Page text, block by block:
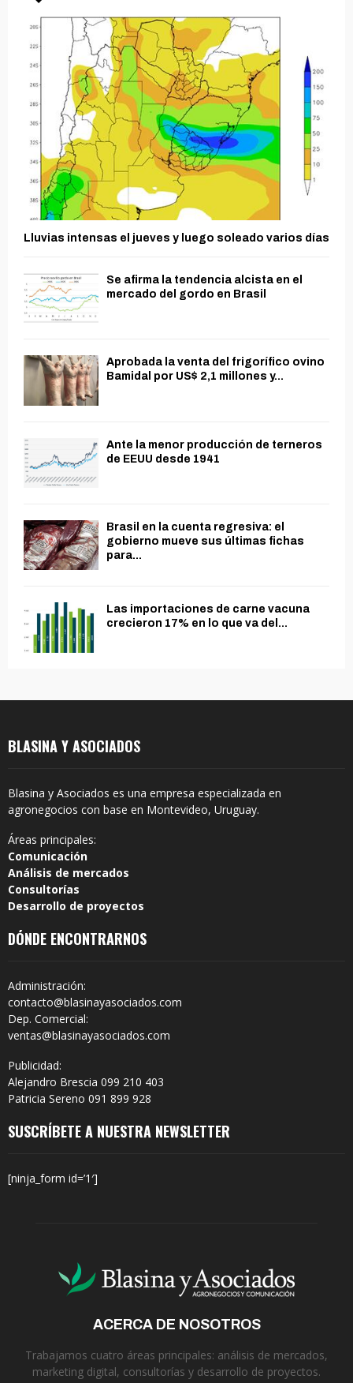
Lluvias intensas el jueves y luego soleado varios días
Se afirma la tendencia alcista en el
mercado del gordo en Brasil
Aprobada la venta del frigorífico ovino
Bamidal por US$ 2,1 millones y...
Ante la menor producción de terneros
de EEUU desde 1941
Brasil en la cuenta regresiva: el
gobierno mueve sus últimas fichas
para...
Las importaciones de carne vacuna
crecieron 17% en lo que va del...
BLASINA Y ASOCIADOS
Blasina y Asociados es una empresa especializada en
agronegocios con base en Montevideo, Uruguay.
Áreas principales:
Comunicación
Análisis de mercados
Consultorías
Desarrollo de proyectos
DÓNDE ENCONTRARNOS
Administración:
contacto@blasinayasociados.com
Dep. Comercial:
ventas@blasinayasociados.com
Publicidad:
Alejandro Brescia 099 210 403
Patricia Sereno 091 899 928
SUSCRÍBETE A NUESTRA NEWSLETTER
[ninja_form id=’1′]
ACERCA DE NOSOTROS
Trabajamos cuatro áreas principales: análisis de mercados,
marketing digital, consultorías y desarrollo de proyectos.